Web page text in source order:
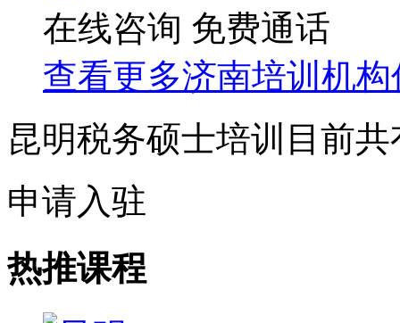
在线咨询 免费通话
查看更多济南培训机构
昆明税务硕士培训目前
申请入驻
热推课程